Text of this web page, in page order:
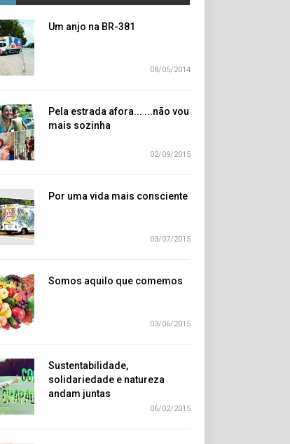
Um anjo na BR-381
08/05/2014
Pela estrada afora... ...não vou
mais sozinha
02/09/2015
Por uma vida mais consciente
03/07/2015
Somos aquilo que comemos
03/06/2015
Sustentabilidade,
solidariedade e natureza
andam juntas
06/02/2015